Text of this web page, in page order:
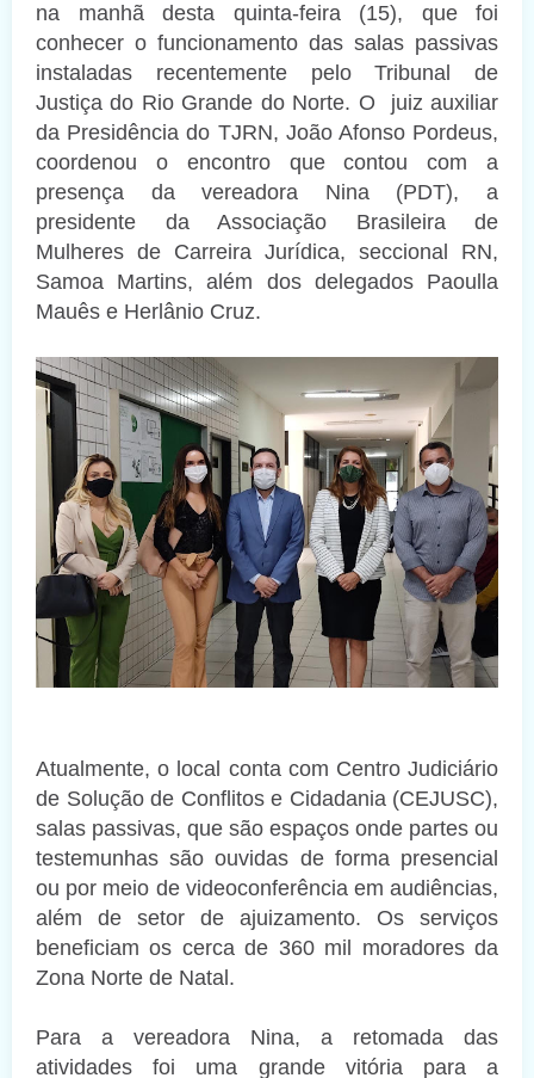
na manhã desta quinta-feira (15), que foi
conhecer o funcionamento das salas passivas
instaladas recentemente pelo Tribunal de
Justiça do Rio Grande do Norte. O juiz auxiliar
da Presidência do TJRN, João Afonso Pordeus,
coordenou o encontro que contou com a
presença da vereadora Nina (PDT), a
presidente da Associação Brasileira de
Mulheres de Carreira Jurídica, seccional RN,
Samoa Martins, além dos delegados Paoulla
Mauês e Herlânio Cruz.
Atualmente, o local conta com Centro Judiciário
de Solução de Conflitos e Cidadania (CEJUSC),
salas passivas, que são espaços onde partes ou
testemunhas são ouvidas de forma presencial
ou por meio de videoconferência em audiências,
além de setor de ajuizamento. Os serviços
beneficiam os cerca de 360 mil moradores da
Zona Norte de Natal.
Para a vereadora Nina, a retomada das
atividades foi uma grande vitória para a